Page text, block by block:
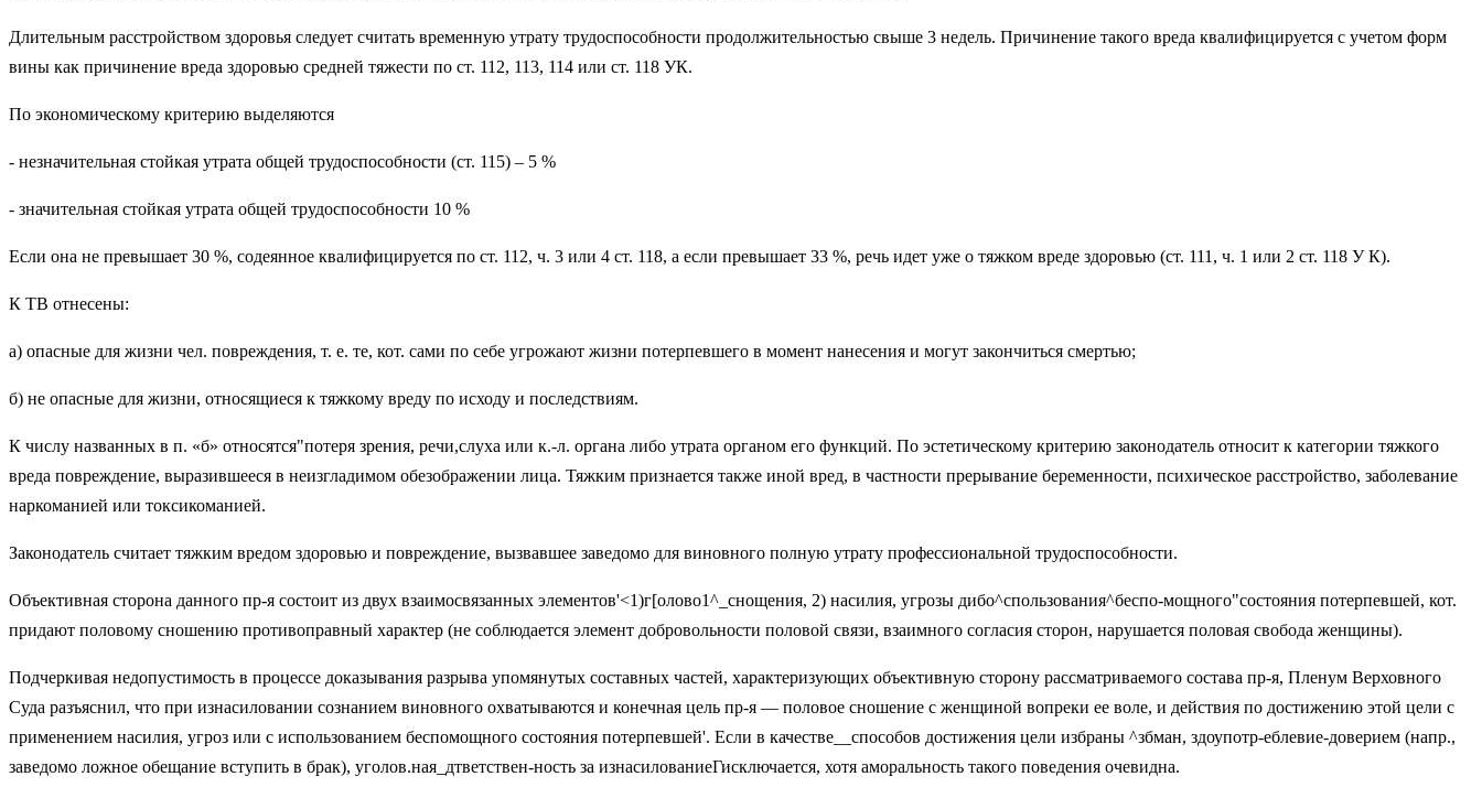
Длительным расстройством здоровья следует считать временную утрату тру­доспособности продолжительностью свыше 3 недель. Причине­ние такого вреда квалифицируется с уче­том форм
вины как причинение вреда здо­ровью средней тяжести по ст. 112, 113, 114 или ст. 118 УК.
По экономическому крите­рию выделяются
- незначительная стойкая утрата общей трудоспособности (ст. 115) – 5 %
- значительная стойкая утрата общей трудоспособности 10 %
Если она не превышает 30 %, соде­янное квалифицируется по ст. 112, ч. 3 или 4 ст. 118, а если превышает 33 %, речь идет уже о тяжком вреде здоровью (ст. 111, ч. 1 или 2 ст. 118 У К).
К ТВ отнесены:
а) опасные для жизни чел. повреждения, т. е. те, кот. сами по себе угрожают жизни потерпевшего в момент нанесения и могут закончиться смертью;
б) не опасные для жизни, относящиеся к тяжкому вреду по исходу и последствиям.
К числу названных в п. «б» относятся"потеря зрения, речи,слуха или к.-л. органа либо утрата органом его функций. По эстетическому критерию законодатель относит к категории тяжкого
вреда по­вреждение, выразившееся в неизгладимом обезображении лица. Тяжким признается также иной вред, в частности прерыва­ние беременности, психическое расстрой­ство, заболевание
наркоманией или токсикоманией.
Законодатель считает тяжким вредом здоровью и повреждение, вызвавшее заведомо для виновного полную утрату профессиональной трудоспособности.
Объективная сторона данного пр-я состоит из двух взаимосвязанных элементов'<1)г[олово1^_снощения, 2) наси­лия, угрозы дибо^спользования^беспо-мощного"состояния потерпевшей, кот.
придают половому сношению противо­правный характер (не соблюдается эле­мент добровольности половой связи, вза­имного согласия сторон, нарушается по­ловая свобода женщины).
Подчеркивая недопустимость в процессе доказывания разрыва упомянутых состав­ных частей, характеризующих объектив­ную сторону рассматриваемого состава пр-я, Пленум Верховного
Суда разъяснил, что при изнасиловании созна­нием виновного охватываются и конечная цель пр-я — половое сношение с женщиной вопреки ее воле, и действия по достижению этой цели с
применением насилия, угроз или с использованием бес­помощного состояния потерпевшей'. Если в качестве__способов достижения цели из­браны ^збман, здоупотр-еблевие-доверием (напр.,
заведомо ложное обещание вступить в брак), уголов.ная_дтветствен-ность за изнасилованиеГисключается, хотя аморальность такого поведения очевидна.